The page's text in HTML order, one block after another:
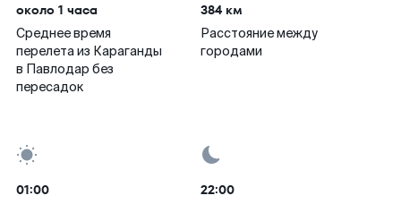
около 1 часа
Среднее время
перелета из Караганды
в Павлодар без
пересадок
384 км
Расстояние между
городами
01:00 22:00